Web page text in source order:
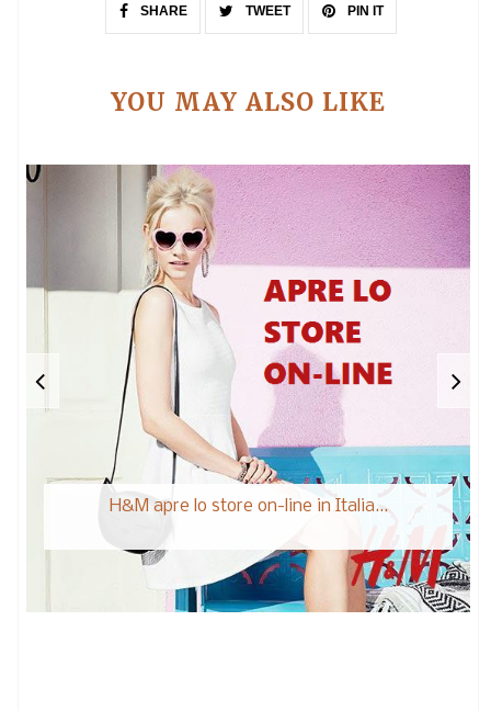
SHARE TWEET PIN IT
YOU MAY ALSO LIKE
H&M apre lo store on-line in Italia...